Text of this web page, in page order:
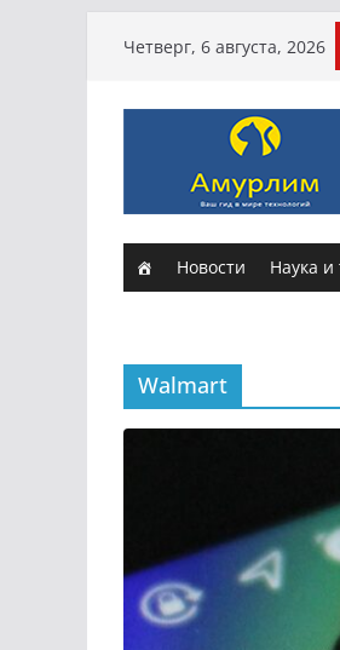
Четверг, 6 августа, 2026
Новости Наука и
Walmart